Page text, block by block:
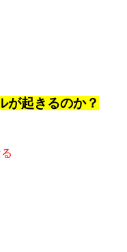
起きるのか？